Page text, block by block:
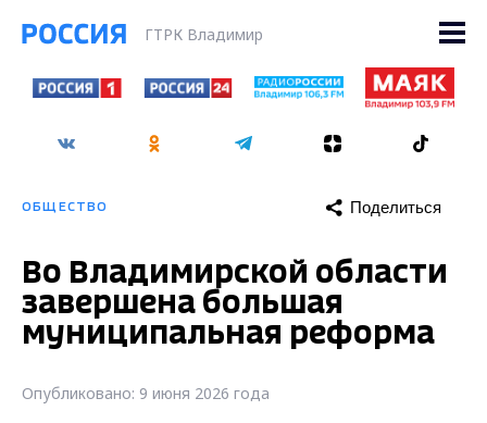
ГТРК Владимир
ОБЩЕСТВО Поделиться
Во Владимирской области
завершена большая
муниципальная реформа
Опубликовано: 9 июня 2026 года